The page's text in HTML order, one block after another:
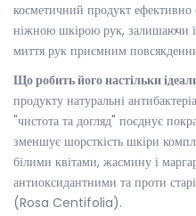
косметичний продукт ефективно
ніжною шкірою рук, залишаючи
миття рук приємним
Що робить його настільки
продукту натуральні
"чистота та догляд" поєднує
зменшує шорсткість шкіри
білими квітами, жасмину і
антиоксидантними та проти
(Rosa Centifolia).